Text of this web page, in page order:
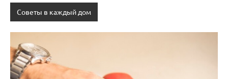
Советы в каждый дом